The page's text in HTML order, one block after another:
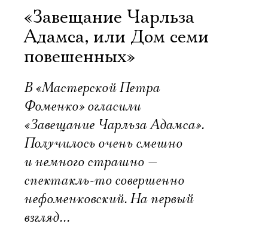
«Завещание Чарльза
Адамса, или Дом семи
повешенных»
В «Мастерской Петра
Фоменко» огласили
«Завещание Чарльза Адамса».
Получилось очень смешно
и немного страшно —
спектакль-то совершенно
нефоменковский. На первый
взгляд…